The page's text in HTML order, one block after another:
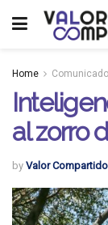
Home
al zorro
by Valor Compartido